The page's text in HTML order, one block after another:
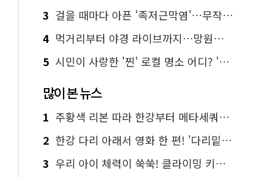
3 걸을 때마다 아픈 '족저근막염'…무작정 참지 말고 '이것' 해보세요!
4 먹거리부터 야경 라이브까지…망원한강공원 알짜 코스
5 시민이 사랑한 '찐' 로컬 명소 어디? '서울에디션25' 추천 코스
많이 본 뉴스
1 주황색 리본 따라 한강부터 메타세쿼이아 숲길까지…서울둘레길 15코스
2 한강 다리 아래서 영화 한 편! '다리밑 영화관' 무료 상영
3 우리 아이 체력이 쑥쑥! 클라이밍 키즈카페·어린이 체력장